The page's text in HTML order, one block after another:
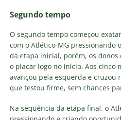
Segundo tempo
O segundo tempo começou
com o Atlético-MG pressionando
da etapa inicial, porém, os
o placar logo no início. Aos cinco
avançou pela esquerda e cruzou
que testou firme, sem chances
Na sequência da etapa final, o